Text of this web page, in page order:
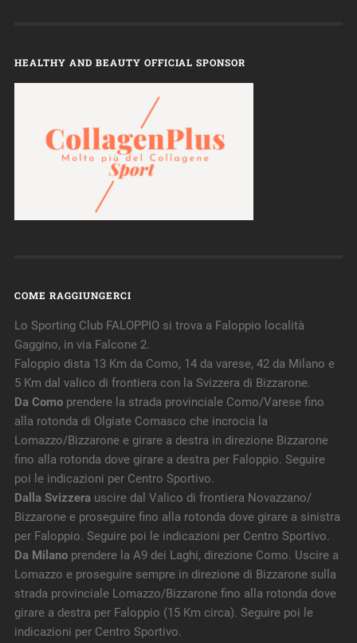
HEALTHY AND BEAUTY OFFICIAL SPONSOR
COME RAGGIUNGERCI
Lo Sporting Club FALOPPIO si trova a Faloppio località
Gaggino, in via Falcone 2.
Faloppio dista 13 Km da Como, 14 da varese, 42 da Milano e
5 Km dal valico di frontiera con la Svizzera di Bizzarone.
Da Comoprendere la strada provinciale Como/Varese fino
alla rotonda di Olgiate Comasco che incrocia la
Lomazzo/Bizzarone e girare a destra in direzione Bizzarone
fino alla rotonda dove girare a destra per Faloppio. Seguire
poi le indicazioni per Centro Sportivo.
Dalla Svizzerauscire dal Valico di frontiera Novazzano/
Bizzarone e proseguire fino alla rotonda dove girare a sinistra
per Faloppio. Seguire poi le indicazioni per Centro Sportivo.
Da Milanoprendere la A9 dei Laghi, direzione Como. Uscire a
Lomazzo e proseguire sempre in direzione di Bizzarone sulla
strada provinciale Lomazzo/Bizzarone fino alla rotonda dove
girare a destra per Faloppio (15 Km circa). Seguire poi le
indicazioni per Centro Sportivo.